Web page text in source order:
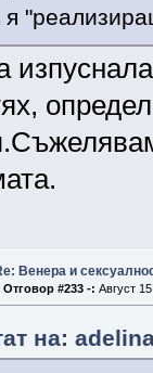
я
Венера и
Отговор #233 -: Август
на: